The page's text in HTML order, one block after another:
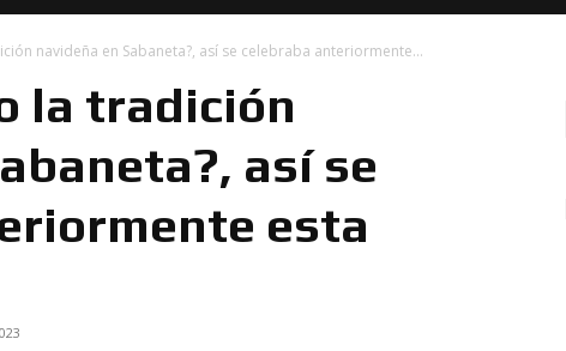
navideña en Sabaneta?, así se celebraba anteriormente...
la tradición
así se
esta